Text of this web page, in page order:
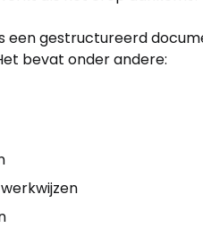
een gestructureerd
bevat onder andere: